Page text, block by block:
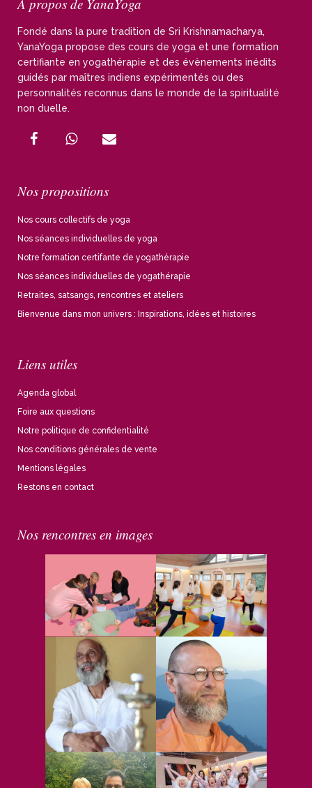
À propos de YanaYoga
Fondé dans la pure tradition de Sri Krishnamacharya,
YanaYoga propose des cours de yoga et une formation
certifiante en yogathérapie et des évènements inédits
guidés par maîtres indiens expérimentés ou des
personnalités reconnus dans le monde de la spiritualité
non duelle.
Nos propositions
Nos cours collectifs de yoga
Nos séances individuelles de yoga
Notre formation certifante de yogathérapie
Nos séances individuelles de yogathérapie
Retraites, satsangs, rencontres et ateliers
Bienvenue dans mon univers : Inspirations, idées et histoires
Liens utiles
Agenda global
Foire aux questions
Notre politique de confidentialité
Nos conditions générales de vente
Mentions légales
Restons en contact
Nos rencontres en images